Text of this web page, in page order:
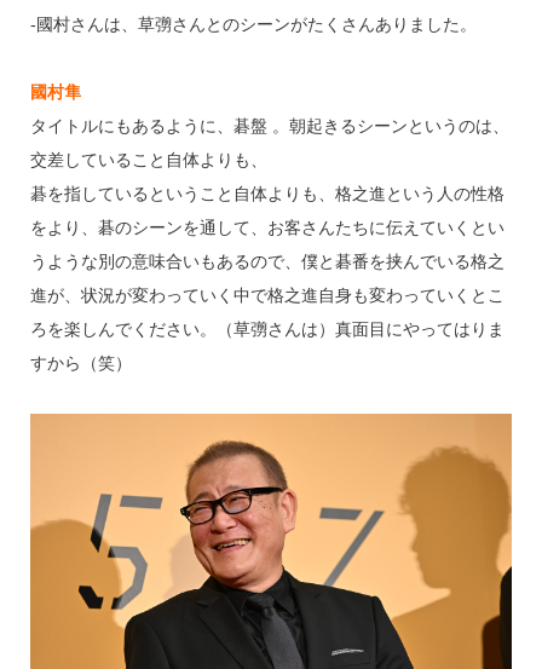
‐國村さんは、草彅さんとのシーンがたくさんありました。
國村隼
タイトルにもあるように、碁盤 。朝起きるシーンというのは、
交差していること自体よりも、
碁を指しているということ自体よりも、格之進という人の性格
をより、碁のシーンを通して、お客さんたちに伝えていくとい
うような別の意味合いもあるので、僕と碁番を挟んでいる格之
進が、状況が変わっていく中で格之進自身も変わっていくとこ
ろを楽しんでください。（草彅さんは）真面目にやってはりま
すから（笑）